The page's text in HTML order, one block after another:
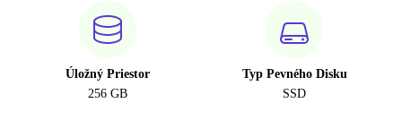
Úložný Priestor
256 GB
Typ Pevného Disku
SSD